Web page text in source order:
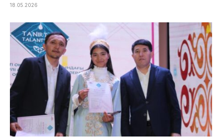
18.05.2026